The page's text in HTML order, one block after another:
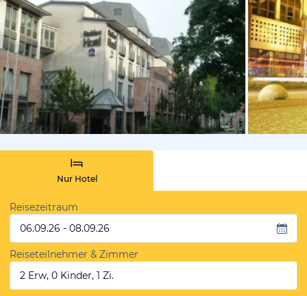
von Mike,
Nur Hotel
Reisezeitraum
06.09.26 - 08.09.26
Reiseteilnehmer & Zimmer
2 Erw, 0 Kinder, 1 Zi.